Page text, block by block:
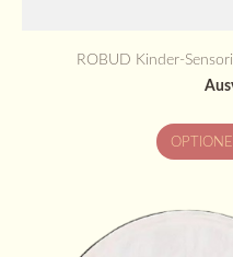
ROBUD Kinder-